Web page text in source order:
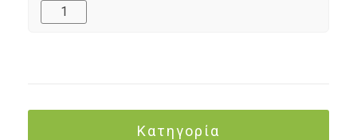
Κατηγορία